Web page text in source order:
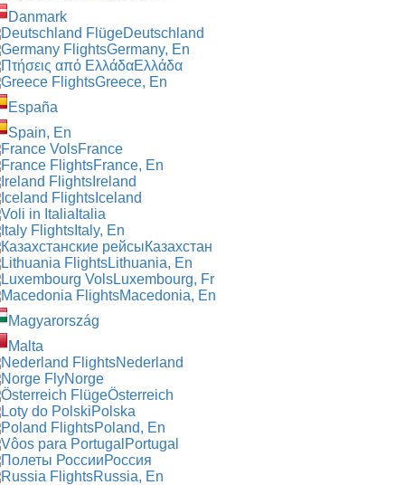
Danmark
Deutschland
Germany, En
Ελλάδα
Greece, En
España
Spain, En
France
France, En
Ireland
Iceland
Italia
Italy, En
Казахстан
Lithuania, En
Luxembourg, Fr
Macedonia, En
Magyarország
Malta
Nederland
Norge
Österreich
Polska
Poland, En
Portugal
Россия
Russia, En